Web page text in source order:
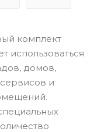
комплект
использоваться
домов,
и